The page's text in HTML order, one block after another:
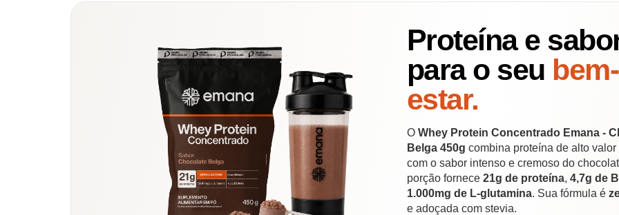
Proteína e
para o seu bem-
estar.
O Whey Protein Concentrado Emana -
Belga 450g combina proteína de alto
com o sabor intenso e cremoso do
porção fornece 21g de proteína, 4,7g de
1.000mg de L-glutamina. Sua fórmula é
e adoçada com stevia.